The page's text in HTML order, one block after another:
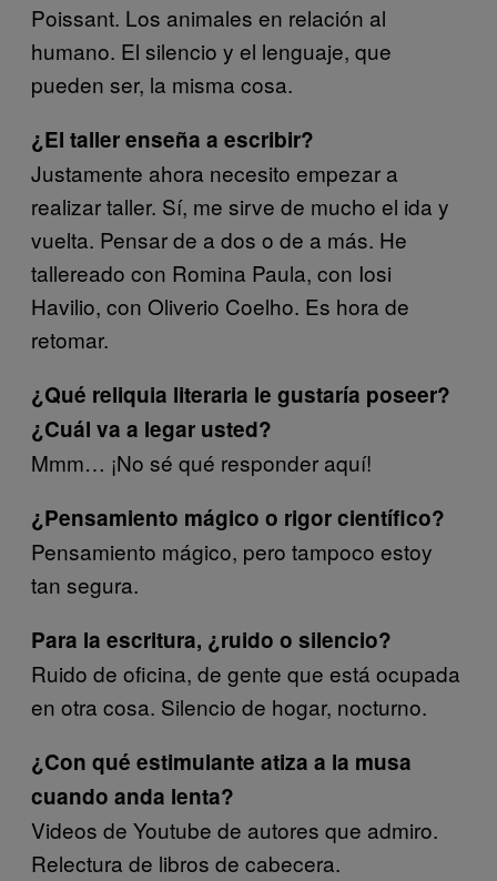
Poissant. Los animales en relación al
humano. El silencio y el lenguaje, que
pueden ser, la misma cosa.
¿El taller enseña a escribir?
Justamente ahora necesito empezar a
realizar taller. Sí, me sirve de mucho el ida y
vuelta. Pensar de a dos o de a más. He
tallereado con Romina Paula, con Iosi
Havilio, con Oliverio Coelho. Es hora de
retomar.
¿Qué reliquia literaria le gustaría poseer?
¿Cuál va a legar usted?
Mmm… ¡No sé qué responder aquí!
¿Pensamiento mágico o rigor científico?
Pensamiento mágico, pero tampoco estoy
tan segura.
Para la escritura, ¿ruido o silencio?
Ruido de oficina, de gente que está ocupada
en otra cosa. Silencio de hogar, nocturno.
¿Con qué estimulante atiza a la musa
cuando anda lenta?
Videos de Youtube de autores que admiro.
Relectura de libros de cabecera.